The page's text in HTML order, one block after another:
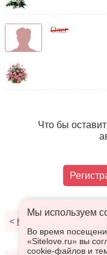
Олег
Что бы
< К переписке
Мы используем
Во время
«Sitelove.ru» вы
cookie-файлов и